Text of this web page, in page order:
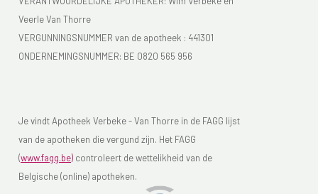
Veerle Van Thorre
VERGUNNINGSNUMMER van de apotheek : 441301
ONDERNEMINGSNUMMER: BE 0820 565 956
Je vindt Apotheek Verbeke - Van Thorre in de FAGG lijst
van de apotheken die vergund zijn. Het FAGG
(www.fagg.be) controleert de wettelikheid van de
Belgische (online) apotheken.